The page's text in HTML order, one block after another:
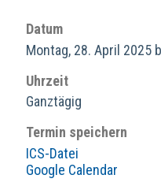
Datum
Montag, 28. April 2025
Uhrzeit
Ganztägig
Termin speichern
ICS-Datei
Google Calendar